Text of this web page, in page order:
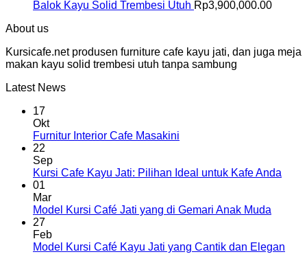
Balok Kayu Solid Trembesi Utuh Rp3,900,000.00
About us
Kursicafe.net produsen furniture cafe kayu jati, dan juga meja
makan kayu solid trembesi utuh tanpa sambung
Latest News
17
Okt
Furnitur Interior Cafe Masakini
22
Sep
Kursi Cafe Kayu Jati: Pilihan Ideal untuk Kafe Anda
01
Mar
Model Kursi Café Jati yang di Gemari Anak Muda
27
Feb
Model Kursi Café Kayu Jati yang Cantik dan Elegan